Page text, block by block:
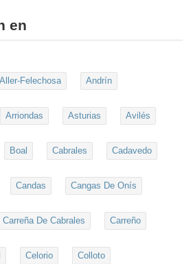
en
Aller-Felechosa Andrín
Arriondas Asturias Avilés
Boal Cabrales Cadavedo
Candas Cangas De Onís
Carreña De Cabrales Carreño
Celorio Colloto